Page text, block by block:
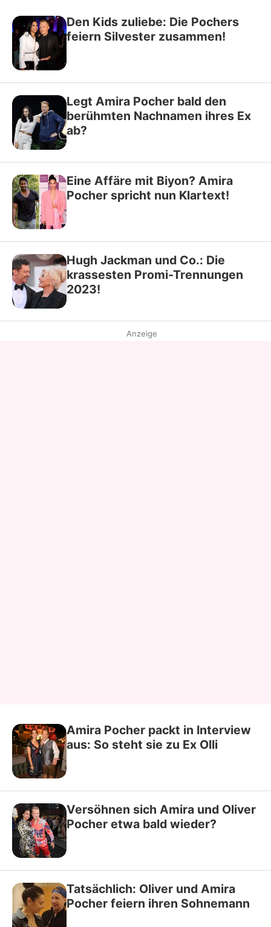
Den Kids zuliebe: Die Pochers
feiern Silvester zusammen!
Legt Amira Pocher bald den
berühmten Nachnamen ihres Ex
ab?
Eine Affäre mit Biyon? Amira
Pocher spricht nun Klartext!
Hugh Jackman und Co.: Die
krassesten Promi-Trennungen
2023!
Anzeige
Amira Pocher packt in Interview
aus: So steht sie zu Ex Olli
Versöhnen sich Amira und Oliver
Pocher etwa bald wieder?
Tatsächlich: Oliver und Amira
Pocher feiern ihren Sohnemann